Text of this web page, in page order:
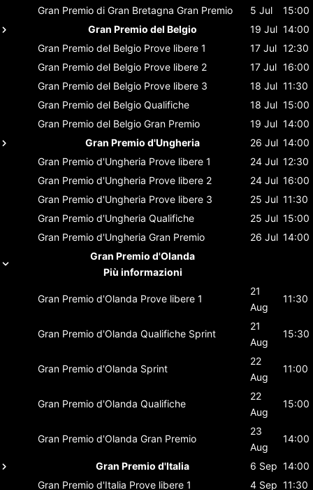
Gran Premio di Gran Bretagna Gran Premio 5 Jul
15:00
Gran Premio del Belgio
19 Jul 14:00
Gran Premio del Belgio Prove libere 1 17 Jul 12:30
Gran Premio del Belgio Prove libere 2 17 Jul 16:00
Gran Premio del Belgio Prove libere 3 18 Jul 11:30
Gran Premio del Belgio Qualifiche 18 Jul 15:00
Gran Premio del Belgio Gran Premio 19 Jul 14:00
Gran Premio d'Ungheria
26 Jul 14:00
Gran Premio d'Ungheria Prove libere 1 24 Jul 12:30
Gran Premio d'Ungheria Prove libere 2 24 Jul 16:00
Gran Premio d'Ungheria Prove libere 3 25 Jul 11:30
Gran Premio d'Ungheria Qualifiche 25 Jul 15:00
Gran Premio d'Ungheria Gran Premio 26 Jul 14:00
Gran Premio d'Olanda
Più informazioni
Gran Premio d'Olanda Prove libere 1
21
Aug
11:30
Gran Premio d'Olanda Qualifiche Sprint
21
Aug
15:30
Gran Premio d'Olanda Sprint
22
Aug
11:00
Gran Premio d'Olanda Qualifiche
22
Aug
15:00
Gran Premio d'Olanda Gran Premio
23
Aug
14:00
Gran Premio d'Italia 6 Sep 14:00
Gran Premio d'Italia Prove libere 1 4 Sep 11:30